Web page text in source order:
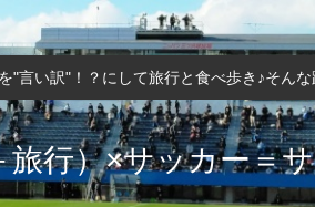
"言い訳"！？にして旅行と食べ歩き♪そんな
旅行）×サッカー＝